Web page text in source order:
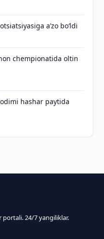
aʼzo bo‘ldi
chempionatida oltin
hashar paytida
24/7 yangiliklar.